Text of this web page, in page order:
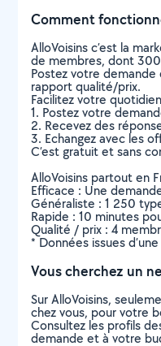
Comment
AlloVoisins c’est la
de membres, dont
Postez votre
rapport qualité/prix.
Facilitez votre
1. Postez votre
2. Recevez des
3. Echangez avec les
C’est gratuit et sans
AlloVoisins partout en
Efficace : Une
Généraliste : 1 250
Rapide : 10 minutes
Qualité / prix : 4
* Données issues
Vous cherchez un
Sur AlloVoisins,
chez vous, pour votre
Consultez les profils
demande et à votre